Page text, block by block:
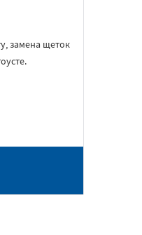
замена щеток